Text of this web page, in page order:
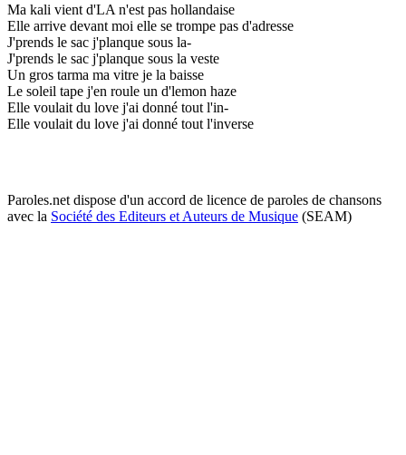
Ma kali vient d'LA n'est pas hollandaise
Elle arrive devant moi elle se trompe pas d'adresse
J'prends le sac j'planque sous la-
J'prends le sac j'planque sous la veste
Un gros tarma ma vitre je la baisse
Le soleil tape j'en roule un d'lemon haze
Elle voulait du love j'ai donné tout l'in-
Elle voulait du love j'ai donné tout l'inverse
Paroles.net dispose d'un accord de licence de paroles de chansons
avec la Société des Editeurs et Auteurs de Musique (SEAM)